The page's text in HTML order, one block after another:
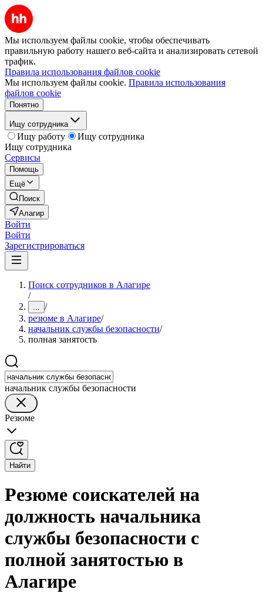
Мы используем файлы cookie, чтобы обеспечивать
правильную работу нашего веб-сайта и анализировать сетевой
трафик.
Правила использования файлов cookie
Мы используем файлы cookie. Правила использования
файлов cookie
Понятно
Ищу сотрудника
Ищу работу
Ищу сотрудника
Ищу сотрудника
Сервисы
Помощь
Ещё
Поиск
Алагир
Войти
Войти
Зарегистрироваться
Поиск сотрудников в Алагире
/
... /
резюме в Алагире/
начальник службы безопасности/
полная занятость
начальник службы безопасности
Резюме
Найти
Резюме соискателей на
должность начальника
службы безопасности с
полной занятостью в
Алагире